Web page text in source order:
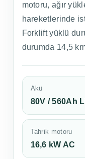
motoru, ağır
hareketlerinde
Forklift yüklü
durumda 14,5
Akü
80V / 560Ah
Tahrik motoru
16,6 kW AC